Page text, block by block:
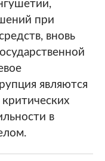
при
вновь
являются
в